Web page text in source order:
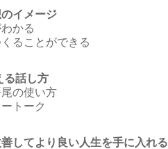
イメージ
かる
ることができる
る話し方
の使い方
トーク
してより良い人生を手に入れる